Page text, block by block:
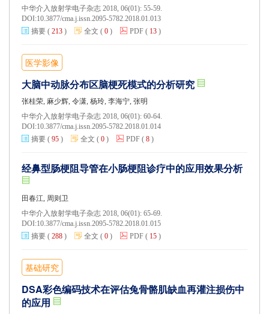
中华介入放射学电子杂志 2018, 06(01): 55-59.
DOI:10.3877/cma.j.issn.2095-5782.2018.01.013
摘要 ( 213 ) 全文 ( 0 ) PDF ( 13 )
医学影像
大脑中动脉分布区脑梗死模式的分析研究
张桂荣, 麻少辉, 令潇, 杨玲, 李海宁, 张明
中华介入放射学电子杂志 2018, 06(01): 60-64.
DOI:10.3877/cma.j.issn.2095-5782.2018.01.014
摘要 ( 95 ) 全文 ( 0 ) PDF ( 8 )
经鼻型肠梗阻导管在小肠梗阻诊疗中的应用效果分析
田春江, 周则卫
中华介入放射学电子杂志 2018, 06(01): 65-69.
DOI:10.3877/cma.j.issn.2095-5782.2018.01.015
摘要 ( 288 ) 全文 ( 0 ) PDF ( 15 )
基础研究
DSA彩色编码技术在评估兔骨骼肌缺血再灌注损伤中
的应用